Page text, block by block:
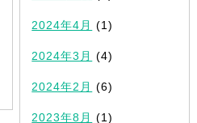
2024年4月 (1)
2024年3月 (4)
2024年2月 (6)
2023年8月 (1)